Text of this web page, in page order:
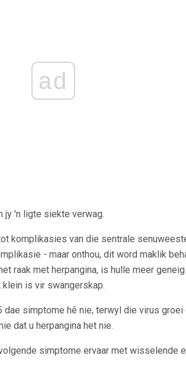
ad
jy 'n ligte siekte verwag.
komplikasies van die sentrale
- maar onthou, dit word maklik
raak met herpangina, is hulle meer
is vir swangerskap.
simptome hê nie, terwyl die virus groei
dat u herpangina het nie.
simptome ervaar met wisselende